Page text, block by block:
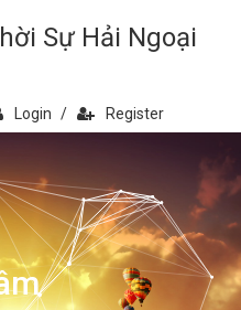
Sự Hải Ngoại
Login / Register